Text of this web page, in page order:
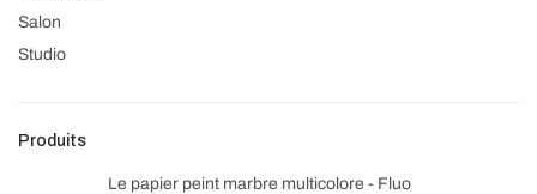
Salon
Studio
Produits
Le papier peint marbre multicolore - Fluo